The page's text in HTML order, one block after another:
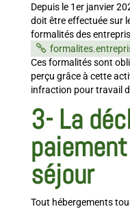
Depuis le 1er janvier
doit être effectuée sur
formalités des
Ces formalités sont
perçu grâce à cette
infraction pour travail
3-La
séjour
Tout hébergements